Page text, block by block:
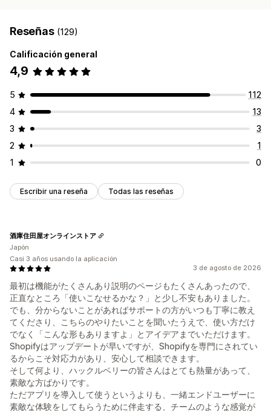
Reseñas (129)
Calificación general
4,9
5
112
4
13
3
3
2
1
1
0
Escribir una reseña Todas las reseñas
3 de agosto de 2026
最初は機能がたくさんあり説明のページもたくさんあったので、
正直なところ「使いこなせるかな？」と少し不安もありました。
でも、分からないことがあればサポートの方がいつも丁寧に教え
てくださり、こちらのやりたいことを聞いたうえで、使い方だけ
でなく「こんな形もありますよ」とアイデアまでいただけます。
Shopifyはアップデートが早いですが、Shopifyを専門にされてい
るからこそ対応力があり、安心して相談できます。
そして何より、ハックルベリーの皆さんはとても熱量があって、
素敵な方ばかりです。
ただアプリを導入して使うというよりも、一緒エンドユーザーに
素敵な体験をしてもらうために伴走する、チームのような感覚が
酒庫住田屋オンラインストア
Japón
Casi 3 años usando la aplicación